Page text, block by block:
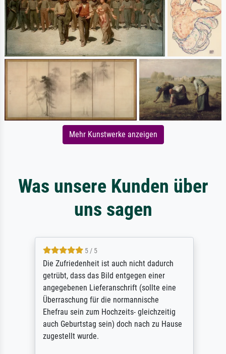
Mehr Kunstwerke anzeigen
Was unsere Kunden über
uns sagen
5 / 5
Die Zufriedenheit ist auch nicht dadurch
getrübt, dass das Bild entgegen einer
angegebenen Lieferanschrift (sollte eine
Überraschung für die normannische
Ehefrau sein zum Hochzeits- gleichzeitig
auch Geburtstag sein) doch nach zu Hause
zugestellt wurde.